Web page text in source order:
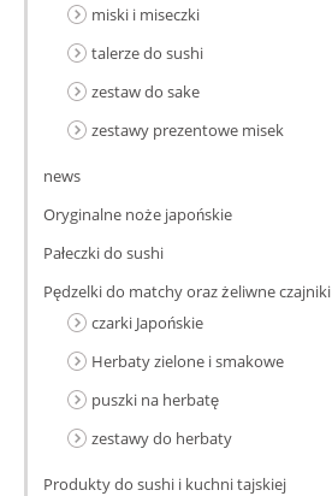
miski i miseczki
talerze do sushi
zestaw do sake
zestawy prezentowe misek
news
Oryginalne noże japońskie
Pałeczki do sushi
Pędzelki do matchy oraz żeliwne czajniki
czarki Japońskie
Herbaty zielone i smakowe
puszki na herbatę
zestawy do herbaty
Produkty do sushi i kuchni tajskiej